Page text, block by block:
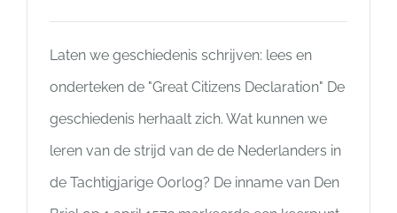
Laten we geschiedenis schrijven: lees en
onderteken de "Great Citizens Declaration" De
geschiedenis herhaalt zich. Wat kunnen we
leren van de strijd van de de Nederlanders in
de Tachtigjarige Oorlog? De inname van Den